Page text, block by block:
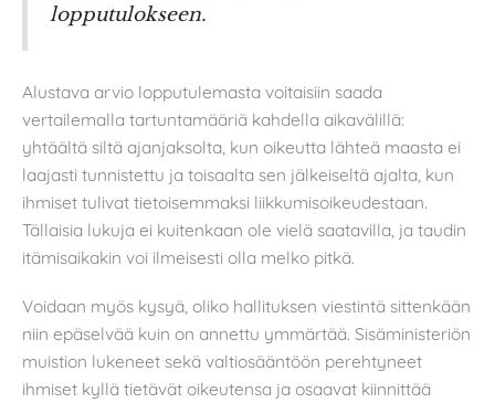
lopputulokseen.
Alustava arvio lopputulemasta voitaisiin saada
vertailemalla tartuntamääriä kahdella aikavälillä:
yhtäältä siltä ajanjaksolta, kun oikeutta lähteä maasta ei
laajasti tunnistettu ja toisaalta sen jälkeiseltä ajalta, kun
ihmiset tulivat tietoisemmaksi liikkumisoikeudestaan.
Tällaisia lukuja ei kuitenkaan ole vielä saatavilla, ja taudin
itämisaikakin voi ilmeisesti olla melko pitkä.
Voidaan myös kysyä, oliko hallituksen viestintä sittenkään
niin epäselvää kuin on annettu ymmärtää. Sisäministeriön
muistion lukeneet sekä valtiosääntöön perehtyneet
ihmiset kyllä tietävät oikeutensa ja osaavat kiinnittää